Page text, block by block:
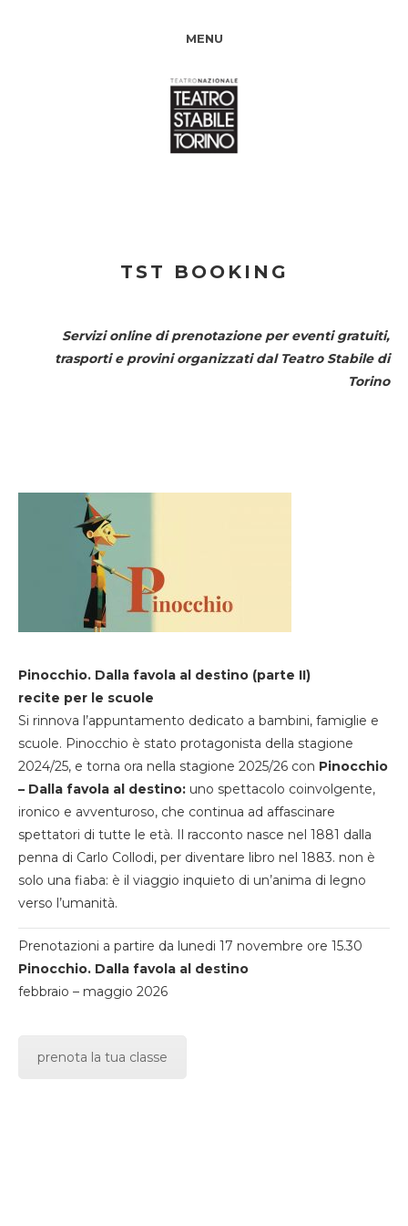
MENU
TST BOOKING
Servizi online di prenotazione per eventi gratuiti,
trasporti e provini organizzati dal Teatro Stabile di
Torino
Pinocchio. Dalla favola al destino (parte II)
recite per le scuole
Si rinnova l’appuntamento dedicato a bambini, famiglie e
scuole. Pinocchio è stato protagonista della stagione
2024/25, e torna ora nella stagione 2025/26 con Pinocchio
– Dalla favola al destino: uno spettacolo coinvolgente,
ironico e avventuroso, che continua ad affascinare
spettatori di tutte le età. Il racconto nasce nel 1881 dalla
penna di Carlo Collodi, per diventare libro nel 1883. non è
solo una fiaba: è il viaggio inquieto di un’anima di legno
verso l’umanità.
Prenotazioni a partire da lunedi 17 novembre ore 15.30
Pinocchio. Dalla favola al destino
febbraio – maggio 2026
prenota la tua classe